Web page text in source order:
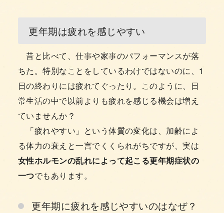
更年期は疲れを感じやすい
昔と比べて、仕事や家事のパフォーマンスが落
ちた。特別なことをしているわけではないのに、1
日の終わりには疲れてぐったり。このように、日
常生活の中で以前よりも疲れを感じる機会は増え
ていませんか？
「疲れやすい」という体質の変化は、加齢によ
る体力の衰えと一言でくくられがちですが、実は
女性ホルモンの乱れによって起こる更年期症状の
一つでもあります。
更年期に疲れを感じやすいのはなぜ？